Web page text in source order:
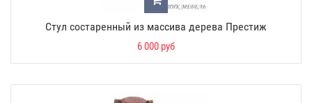
Стул состаренный из массива дерева Престиж
6 000 руб